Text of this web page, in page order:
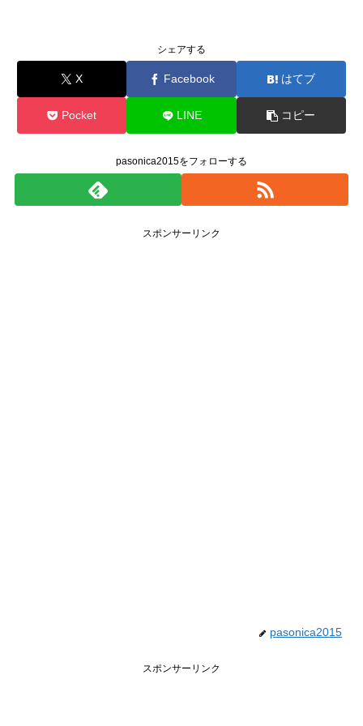
シェアする
X Facebook はてブ
Pocket LINE コピー
pasonica2015をフォローする
スポンサーリンク
pasonica2015
スポンサーリンク